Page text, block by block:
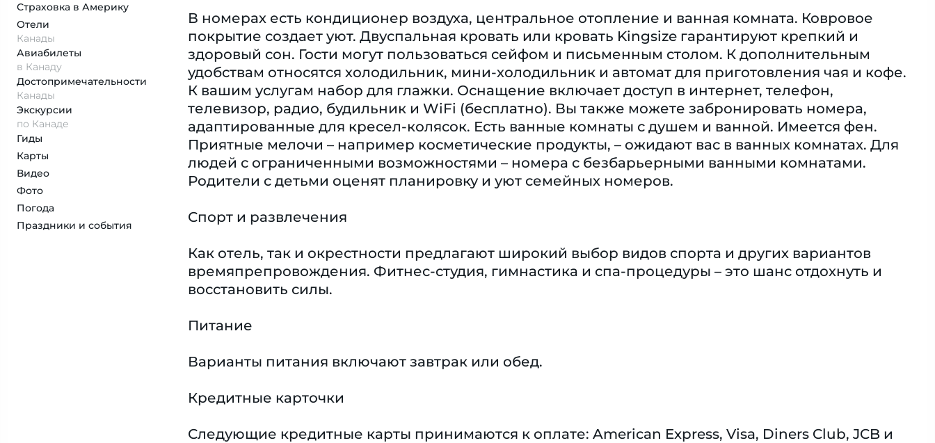
Страховка в Америку
Отели
Канады
Авиабилеты
в Канаду
Достопримеча­тельности
Канады
Экскурсии
по Канаде
Гиды
Карты
Видео
Фото
Погода
Праздники и события
В номерах есть кондиционер воздуха, центральное отопление и ванная комната. Ковровое
покрытие создает уют. Двуспальная кровать или кровать Kingsize гарантируют крепкий и
здоровый сон. Гости могут пользоваться сейфом и письменным столом. К дополнительным
удобствам относятся холодильник, мини-холодильник и автомат для приготовления чая и кофе.
К вашим услугам набор для глажки. Оснащение включает доступ в интернет, телефон,
телевизор, радио, будильник и WiFi (бесплатно). Вы также можете забронировать номера,
адаптированные для кресел-колясок. Есть ванные комнаты с душем и ванной. Имеется фен.
Приятные мелочи – например косметические продукты, – ожидают вас в ванных комнатах. Для
людей с ограниченными возможностями – номера с безбарьерными ванными комнатами.
Родители с детьми оценят планировку и уют семейных номеров.
Спорт и развлечения
Как отель, так и окрестности предлагают широкий выбор видов спорта и других вариантов
времяпрепровождения. Фитнес-студия, гимнастика и спа-процедуры – это шанс отдохнуть и
восстановить силы.
Питание
Варианты питания включают завтрак или обед.
Кредитные карточки
Следующие кредитные карты принимаются к оплате: American Express, Visa, Diners Club, JCB и